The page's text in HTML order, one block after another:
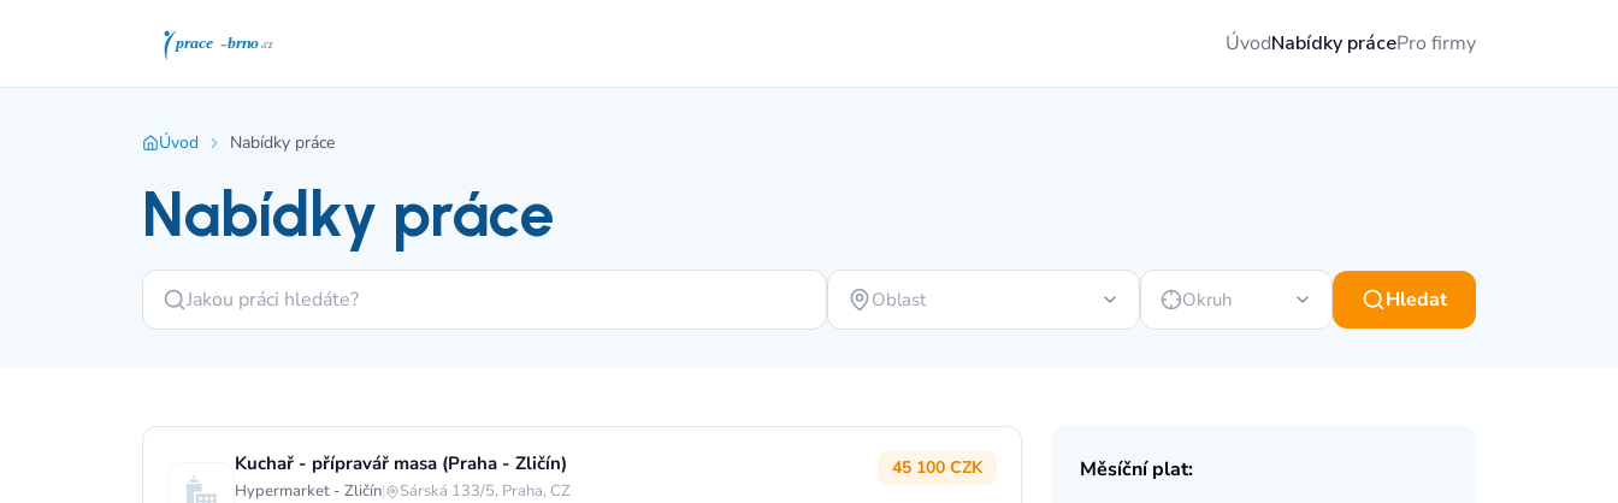
ÚvodNabídky prácePro firmy
Úvod Nabídky práce
Nabídky práce
Oblast Okruh Hledat
Kuchař - přípravář masa (Praha - Zličín)
Hypermarket - Zličín| Sárská 133/5, Praha, CZ
45 100 CZK Měsíční plat: